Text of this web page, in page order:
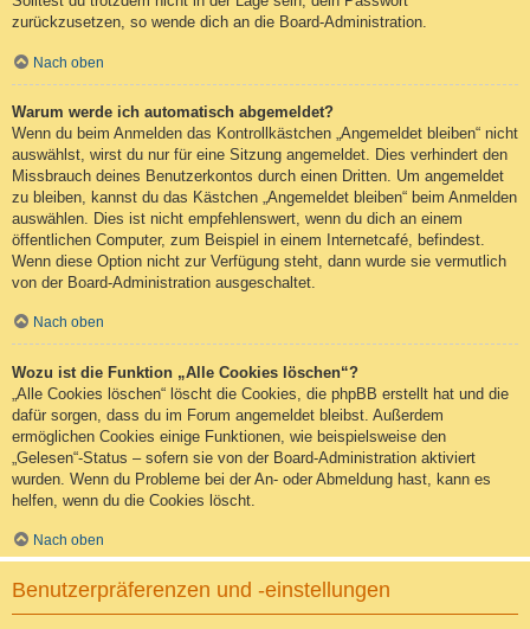
zurückzusetzen, so wende dich an die Board-Administration.
Nach oben
Warum werde ich automatisch abgemeldet?
Wenn du beim Anmelden das Kontrollkästchen „Angemeldet bleiben“ nicht
auswählst, wirst du nur für eine Sitzung angemeldet. Dies verhindert den
Missbrauch deines Benutzerkontos durch einen Dritten. Um angemeldet
zu bleiben, kannst du das Kästchen „Angemeldet bleiben“ beim Anmelden
auswählen. Dies ist nicht empfehlenswert, wenn du dich an einem
öffentlichen Computer, zum Beispiel in einem Internetcafé, befindest.
Wenn diese Option nicht zur Verfügung steht, dann wurde sie vermutlich
von der Board-Administration ausgeschaltet.
Nach oben
Wozu ist die Funktion „Alle Cookies löschen“?
„Alle Cookies löschen“ löscht die Cookies, die phpBB erstellt hat und die
dafür sorgen, dass du im Forum angemeldet bleibst. Außerdem
ermöglichen Cookies einige Funktionen, wie beispielsweise den
„Gelesen“-Status – sofern sie von der Board-Administration aktiviert
wurden. Wenn du Probleme bei der An- oder Abmeldung hast, kann es
helfen, wenn du die Cookies löscht.
Nach oben
Benutzerpräferenzen und -einstellungen